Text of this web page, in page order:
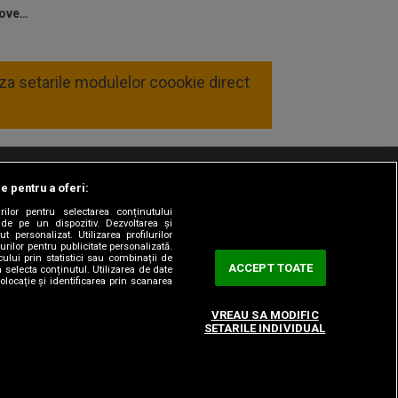
poarta lui Aioani după ce este
Schimbare CS Mioveni
Blănaru este înlocuit cu Antal.
Schimbare CS Mioveni
Coșereanu este înlocuit cu
Gol din penalty Farul
Adi Petre marchează de la
punctul cu var.
Șerbănică atinge mingea cu
Moldoveanu
setarile modulelor coookie direct
Info Codul etic
pentru a oferi:
pentru selectarea conținutului
pe un dispozitiv. Dezvoltarea și
personalizat. Utilizarea profilurilor
pentru publicitate personalizată.
prin statistici sau combinații de
conținutul. Utilizarea de date
și identificarea prin scanarea
ACCEPT TOATE
VREAU SA MODIFIC
SETARILE INDIVIDUAL